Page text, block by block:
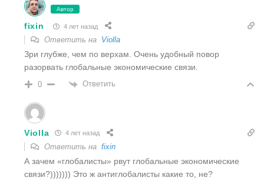
Автор
fixin 4 лет назад
Ответить на Violla
Зри глубже, чем по верхам. Очень удобный повор
разорвать глобальные экономические связи.
0 Ответить
Violla 4 лет назад
Ответить на fixin
А зачем «глобалисты» рвут глобальные экономические
связи?))))))) Это ж антиглобалисты какие то, не?